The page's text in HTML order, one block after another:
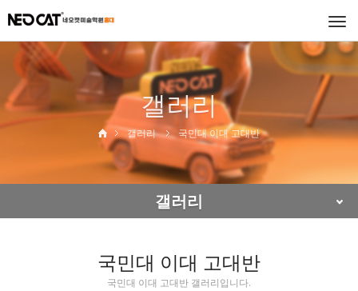
갤러리
갤러리 국민대 이대 고대반
갤러리
국민대 이대 고대반
국민대 이대 고대반 갤러리입니다.